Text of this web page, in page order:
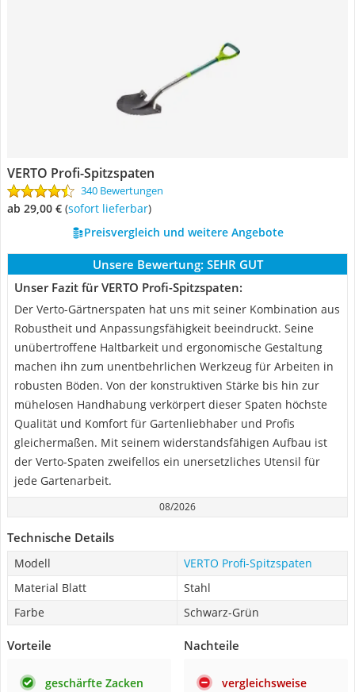
VERTO Profi-Spitzspaten
340 Bewertungen
ab 29,00 € ( Sofort lieferbar)
Preisvergleich und weitere Angebote
Unsere Bewertung: SEHR GUT
Unser Fazit für VERTO Profi-Spitzspaten:
Der Verto-Gärtnerspaten hat uns mit seiner Kombination aus
Robustheit und Anpassungsfähigkeit beeindruckt. Seine
unübertroffene Haltbarkeit und ergonomische Gestaltung
machen ihn zum unentbehrlichen Werkzeug für Arbeiten in
robusten Böden. Von der konstruktiven Stärke bis hin zur
mühelosen Handhabung verkörpert dieser Spaten höchste
Qualität und Komfort für Gartenliebhaber und Profis
gleichermaßen. Mit seinem widerstandsfähigen Aufbau ist
der Verto-Spaten zweifellos ein unersetzliches Utensil für
jede Gartenarbeit.
08/2026
Technische Details
Modell
VERTO Profi-Spitzspaten
Material Blatt
Stahl
Farbe
Schwarz-Grün
Vorteile
geschärfte Zacken
Nachteile
vergleichsweise